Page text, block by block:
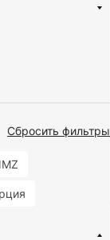
Сбросить фильтры